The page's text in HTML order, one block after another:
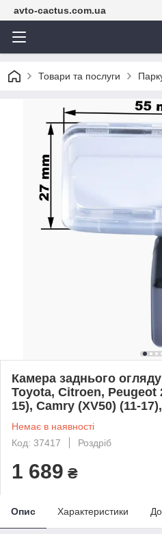
avto-cactus.com.ua
Товари та послуги
Камера заднього
Toyota, Citroen, Peugeot
15), Camry (XV50) (11-17),
Немає в наявності
Код: 37417
Роздріб
1 689 ₴
Опис Характеристики